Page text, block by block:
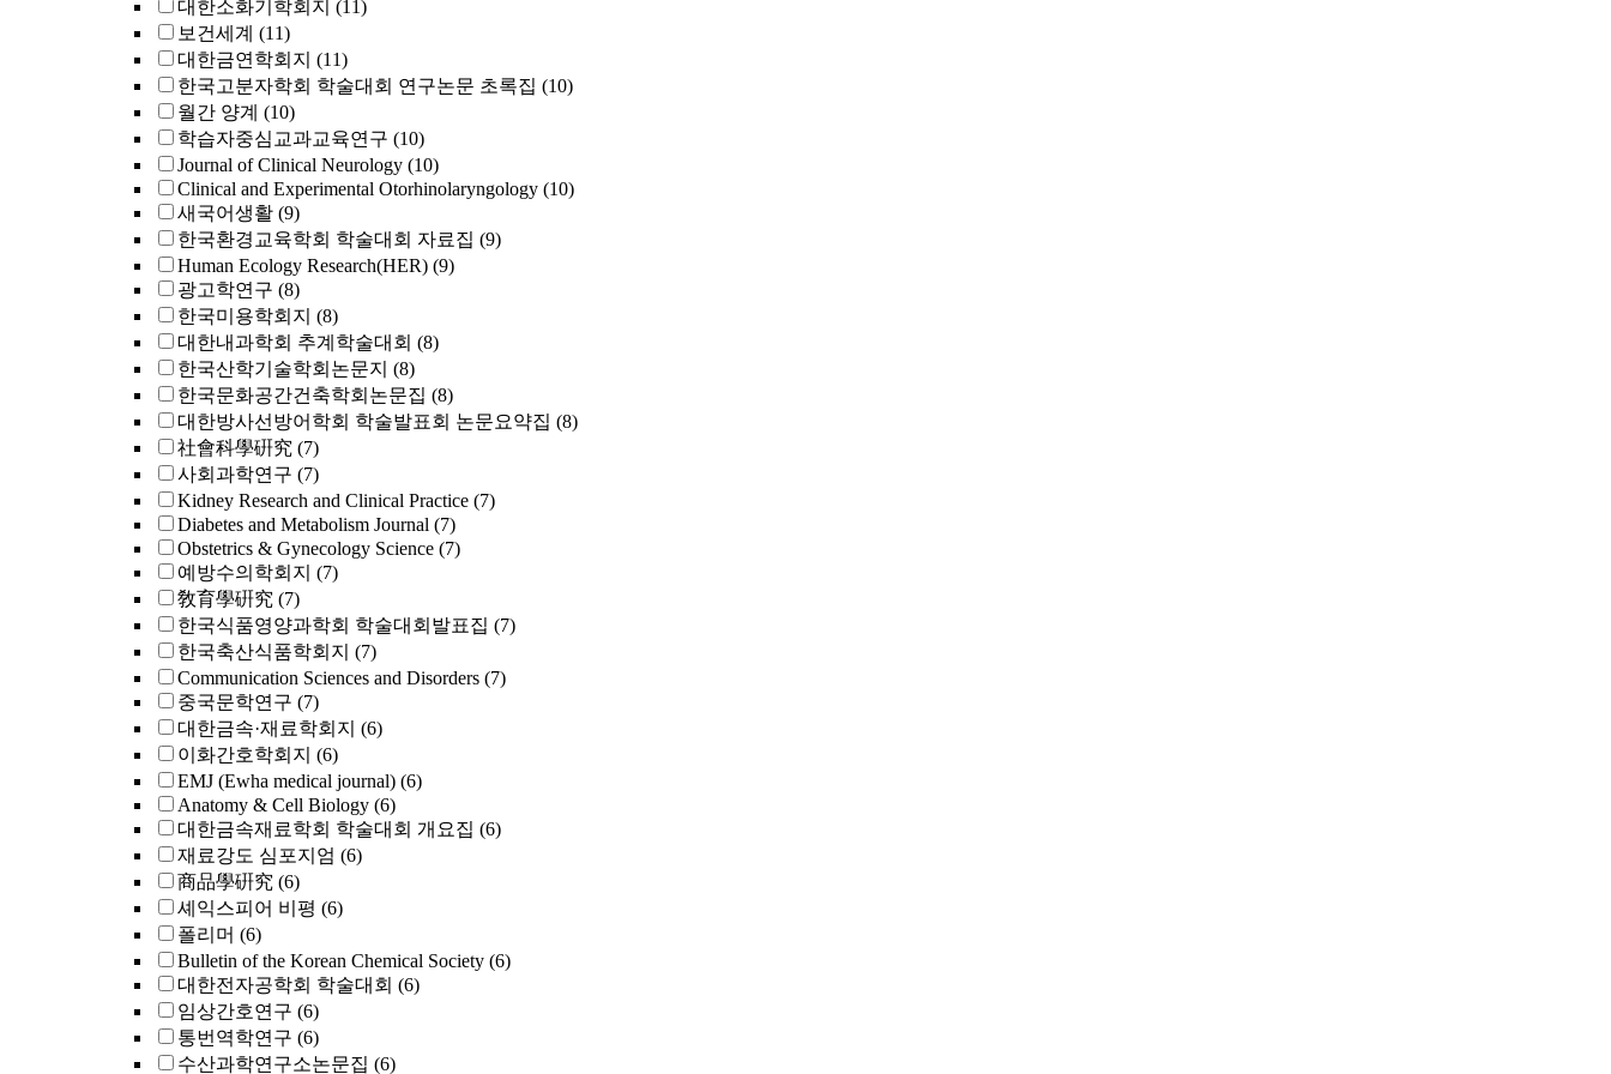
대한소화기학회지 (11)
보건세계 (11)
대한금연학회지 (11)
한국고분자학회 학술대회 연구논문 초록집 (10)
월간 양계 (10)
학습자중심교과교육연구 (10)
Journal of Clinical Neurology (10)
Clinical and Experimental Otorhinolaryngology (10)
새국어생활 (9)
한국환경교육학회 학술대회 자료집 (9)
Human Ecology Research(HER) (9)
광고학연구 (8)
한국미용학회지 (8)
대한내과학회 추계학술대회 (8)
한국산학기술학회논문지 (8)
한국문화공간건축학회논문집 (8)
대한방사선방어학회 학술발표회 논문요약집 (8)
社會科學硏究 (7)
사회과학연구 (7)
Kidney Research and Clinical Practice (7)
Diabetes and Metabolism Journal (7)
Obstetrics & Gynecology Science (7)
예방수의학회지 (7)
敎育學硏究 (7)
한국식품영양과학회 학술대회발표집 (7)
한국축산식품학회지 (7)
Communication Sciences and Disorders (7)
중국문학연구 (7)
대한금속·재료학회지 (6)
이화간호학회지 (6)
EMJ (Ewha medical journal) (6)
Anatomy & Cell Biology (6)
대한금속재료학회 학술대회 개요집 (6)
재료강도 심포지엄 (6)
商品學硏究 (6)
셰익스피어 비평 (6)
폴리머 (6)
Bulletin of the Korean Chemical Society (6)
대한전자공학회 학술대회 (6)
임상간호연구 (6)
통번역학연구 (6)
수산과학연구소논문집 (6)